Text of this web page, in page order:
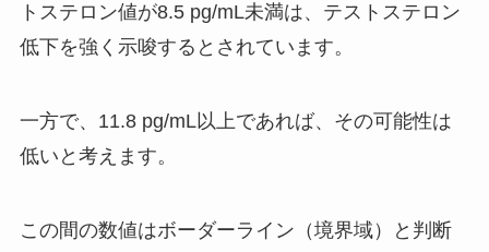
トステロン値が8.5 pg/mL未満は、テストステロン
低下を強く示唆するとされています。
一方で、11.8 pg/mL以上であれば、その可能性は
低いと考えます。
この間の数値はボーダーライン（境界域）と判断